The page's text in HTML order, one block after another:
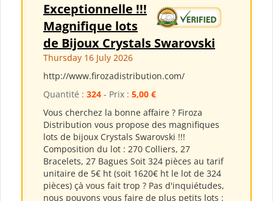
Exceptionnelle !!!
Magnifique lots
de Bijoux Crystals Swarovski
Thursday 16 July 2026
http://www.firozadistribution.com/
Quantité : 324 - Prix : 5,00 €
Vous cherchez la bonne affaire ? Firoza
Distribution vous propose des magnifiques
lots de bijoux Crystals Swarovski !!!
Composition du lot : 270 Colliers, 27
Bracelets, 27 Bagues Soit 324 pièces au tarif
unitaire de 5€ ht (soit 1620€ ht le lot de 324
pièces) çà vous fait trop ? Pas d'inquiétudes,
nous pouvons vous faire de plus petits lots :